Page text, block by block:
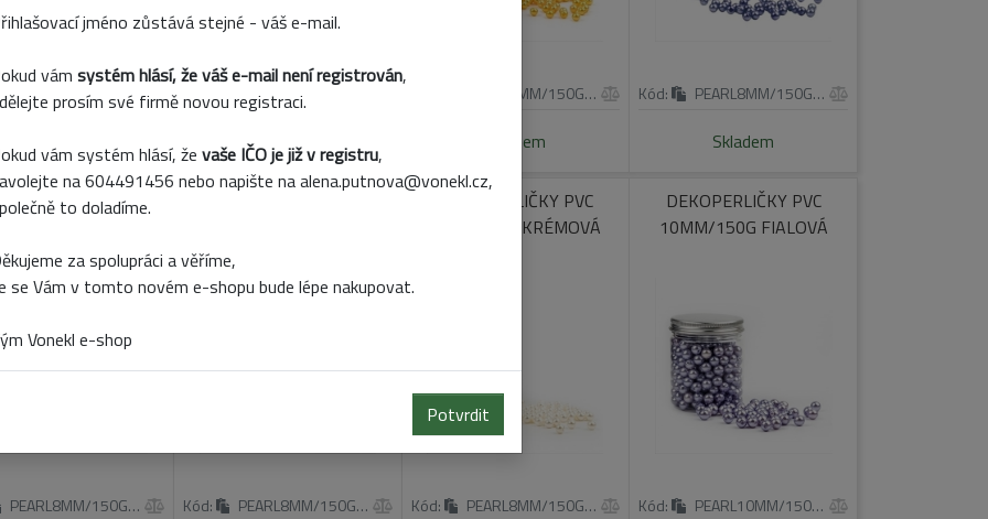
62124HP
Skladem
538892
Skladem
PEARL8MM/150G/YE
Skladem
Kód: PEARL8MM/150G/PU
Skladem
PVC
PEARL8MM/150G/OR Kód: PEARL8MM/150G/GR
DEKOPERLIČKY PVC
8MM/150G KRÉMOVÁ
Kód: PEARL8MM/150G/CR
DEKOPERLIČKY PVC
10MM/150G FIALOVÁ
Kód: PEARL10MM/150G/PU
jméno zůstává stejné - váš e-mail.
vám systém hlásí, že váš e-mail není registrován,
prosím své firmě novou registraci.
vám systém hlásí, že vaše IČO je již v registru,
na 604491456 nebo napište na alena.putnova@vonekl.cz,
to doladíme.
za spolupráci a věříme,
se Vám v tomto novém e-shopu bude lépe nakupovat.
Vonekl e-shop
Potvrdit